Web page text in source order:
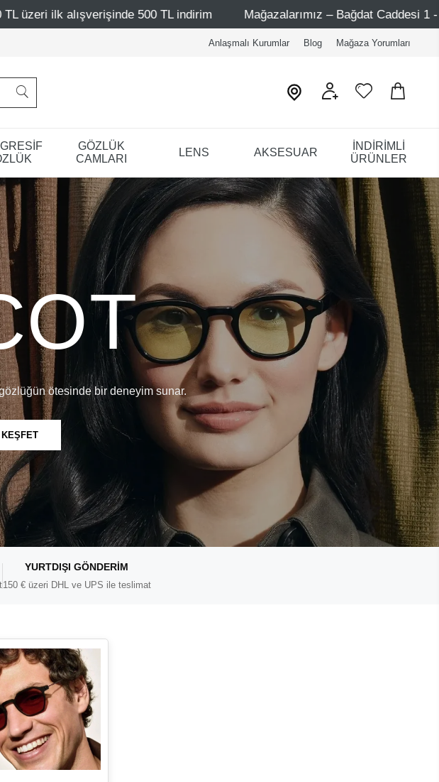
500 TL indirim Mağazalarımız – Bağdat Caddesi 1 - Bağdat Caddesi 2 -
Anlaşmalı Kurumlar Blog Mağaza Yorumları
GÖZLÜK
CAMLARI
LENS AKSESUAR
İNDİRİMLİ
ÜRÜNLER
ötesinde bir deneyim sunar.
YURTDIŞI GÖNDERIM
150 € üzeri DHL ve UPS ile teslimat